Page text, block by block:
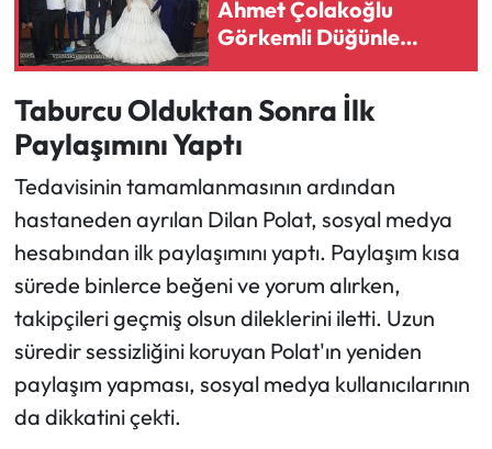
Ahmet Çolakoğlu
Görkemli Düğünle
Evlendi
Taburcu Olduktan Sonra İlk
Paylaşımını Yaptı
Tedavisinin tamamlanmasının ardından
hastaneden ayrılan Dilan Polat, sosyal medya
hesabından ilk paylaşımını yaptı. Paylaşım kısa
sürede binlerce beğeni ve yorum alırken,
takipçileri geçmiş olsun dileklerini iletti. Uzun
süredir sessizliğini koruyan Polat'ın yeniden
paylaşım yapması, sosyal medya kullanıcılarının
da dikkatini çekti.